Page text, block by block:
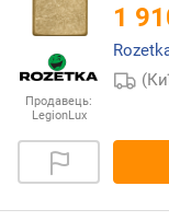
Продавець:
LegionLux
1